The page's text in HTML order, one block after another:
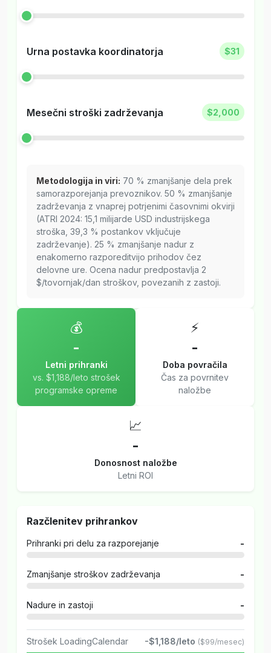
Urna postavka koordinatorja $31
Mesečni stroški zadrževanja $2,000
Metodologija in viri: 70 % zmanjšanje dela prek
samorazporejanja prevoznikov. 50 % zmanjšanje
zadrževanja z vnaprej potrjenimi časovnimi okvirji
(ATRI 2024: 15,1 milijarde USD industrijskega
stroška, 39,3 % postankov vključuje
zadrževanje). 25 % zmanjšanje nadur z
enakomerno razporeditvijo prihodov čez
delovne ure. Ocena nadur predpostavlja 2
$/tovornjak/dan stroškov, povezanih z zastoji.
💰
-
Letni prihranki
vs. $1,188/leto strošek
programske opreme
⚡
-
Doba povračila
Čas za povrnitev
naložbe
📈
-
Donosnost naložbe
Letni ROI
Razčlenitev prihrankov
Prihranki pri delu za razporejanje -
Zmanjšanje stroškov zadrževanja -
Nadure in zastoji -
Strošek LoadingCalendar -$1,188/leto ($99/mesec)